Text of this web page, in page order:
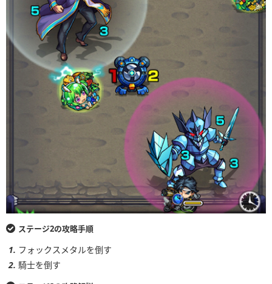
ステージ2の攻略手順
フォックスメタルを倒す
騎士を倒す